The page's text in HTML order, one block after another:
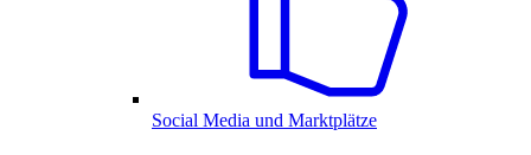
Social Media und Marktplätze